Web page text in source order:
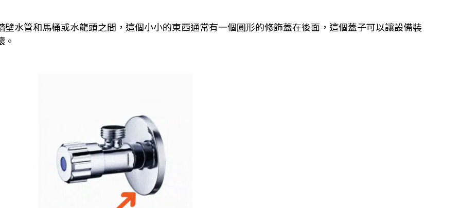
壁水管和馬桶或水龍頭之間，這個小小的東西通常有一個圓形的修飾蓋在後面，這個蓋子可以讓設備裝